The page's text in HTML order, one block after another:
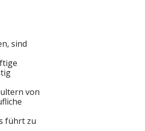
sind
von
führt zu